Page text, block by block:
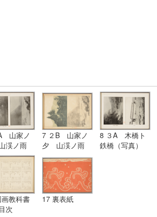
山家ノ
渓ノ雨
）
7 ２B 山家ノ
夕 山渓ノ雨
8 ３A 木橋ト
鉄橋（写真）
教科書
次
17 裏表紙